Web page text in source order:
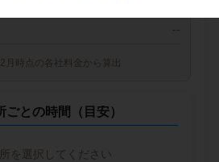
--
時点の各社料金から算出
ごとの時間（目安）
所を選択してください